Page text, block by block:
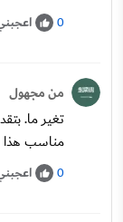
0
من مجهول
تغير ما.
مناسب هذا
0